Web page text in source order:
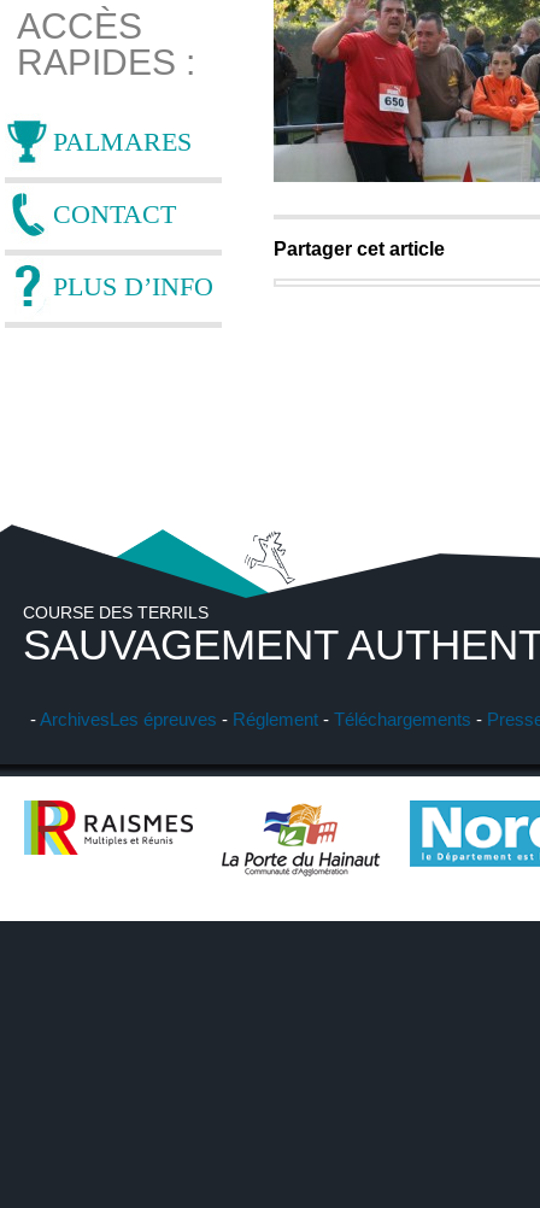
ACCÈS
RAPIDES :
PALMARES
CONTACT
PLUS D’INFO
Partager cet article
COURSE DES TERRILS
SAUVAGEMENT
-ArchivesLes épreuves - Réglement - Téléchargements -